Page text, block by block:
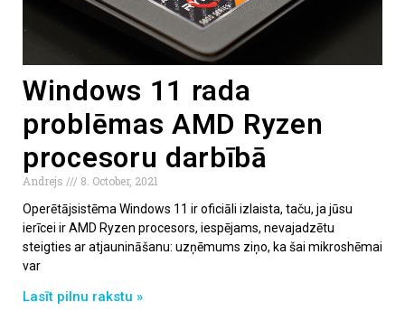
Windows 11 rada
problēmas AMD Ryzen
procesoru darbībā
Andrejs
8. October, 2021
Operētājsistēma Windows 11 ir oficiāli izlaista, taču, ja jūsu
ierīcei ir AMD Ryzen procesors, iespējams, nevajadzētu
steigties ar atjaunināšanu: uzņēmums ziņo, ka šai mikroshēmai
var
Lasīt pilnu rakstu »